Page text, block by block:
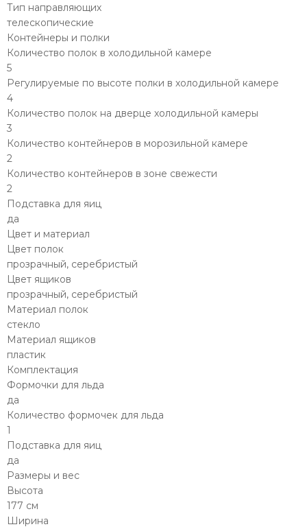
Тип направляющих
телескопические
Контейнеры и полки
Количество полок в холодильной камере
5
Регулируемые по высоте полки в холодильной камере
4
Количество полок на дверце холодильной камеры
3
Количество контейнеров в морозильной камере
2
Количество контейнеров в зоне свежести
2
Подставка для яиц
да
Цвет и материал
Цвет полок
прозрачный, серебристый
Цвет ящиков
прозрачный, серебристый
Материал полок
стекло
Материал ящиков
пластик
Комплектация
Формочки для льда
да
Количество формочек для льда
1
Подставка для яиц
да
Размеры и вес
Высота
177 см
Ширина